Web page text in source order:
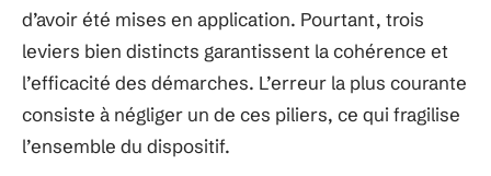
d’avoir été mises en application. Pourtant, trois
leviers bien distincts garantissent la cohérence et
l’efficacité des démarches. L’erreur la plus courante
consiste à négliger un de ces piliers, ce qui fragilise
l’ensemble du dispositif.